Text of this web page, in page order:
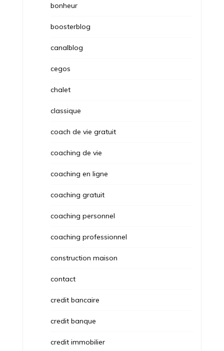
bonheur
boosterblog
canalblog
cegos
chalet
classique
coach de vie gratuit
coaching de vie
coaching en ligne
coaching gratuit
coaching personnel
coaching professionnel
construction maison
contact
credit bancaire
credit banque
credit immobilier